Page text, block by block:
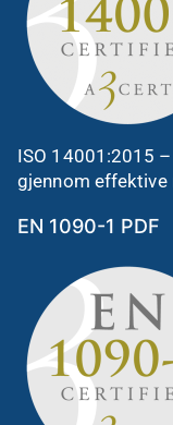
ISO 14001:2015
gjennom
EN 1090-1 PDF